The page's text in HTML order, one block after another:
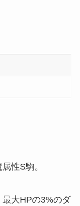
性S駒。
大HPの3%のダ